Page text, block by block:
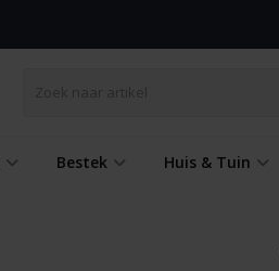
Bestek Huis & Tuin